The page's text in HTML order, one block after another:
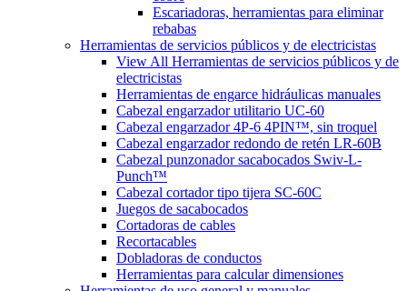
Escariadoras, herramientas para eliminar
rebabas
Herramientas de servicios públicos y de electricistas
View All Herramientas de servicios públicos y de
electricistas
Herramientas de engarce hidráulicas manuales
Cabezal engarzador utilitario UC-60
Cabezal engarzador 4P-6 4PIN™, sin troquel
Cabezal engarzador redondo de retén LR-60B
Cabezal punzonador sacabocados Swiv-L-
Punch™
Cabezal cortador tipo tijera SC-60C
Juegos de sacabocados
Cortadoras de cables
Recortacables
Dobladoras de conductos
Herramientas para calcular dimensiones